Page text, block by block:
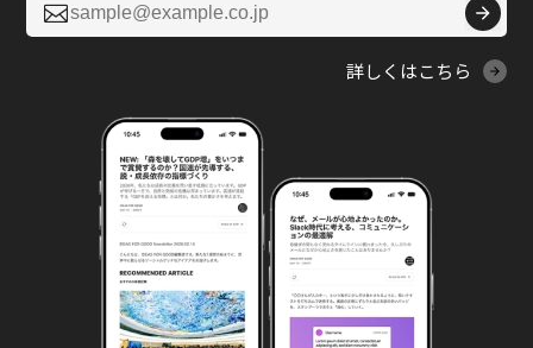

詳しくはこちら